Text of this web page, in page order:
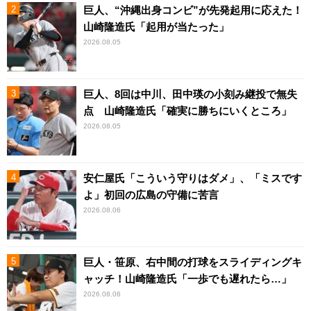
巨人、“沖縄出身コンビ”が先発起用に応えた！
山崎隆造氏「起用が当たった」
2026.08.05
巨人、8回は中川、田中瑛の小刻み継投で無失
点 山崎隆造氏「確実に勝ちにいくところ」
2026.08.05
安仁屋氏「こういう守りはダメ」、「ミスです
よ」初回の広島の守備に苦言
2026.08.06
巨人・笹原、右中間の打球をスライディングキ
ャッチ！山崎隆造氏「一歩でも遅れたら…」
2026.08.06